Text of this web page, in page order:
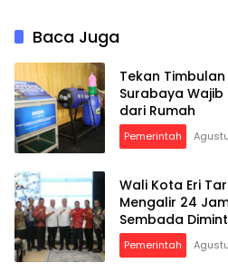
Baca Juga
Tekan Timbulan
Surabaya
dari Rumah
Pemerintah
Wali Kota Eri
Mengalir 24
Sembada
Pemerintah